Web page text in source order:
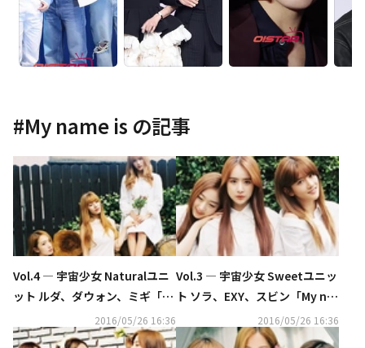
#My name is の記事
Vol.4 ― 宇宙少女 Naturalユニ
ット ルダ、ダウォン、ミギ「M
2016/05/26 16:36
Vol.3 ― 宇宙少女 Sweetユニッ
ト ソラ、EXY、スビン「My na
2016/05/26 16:36